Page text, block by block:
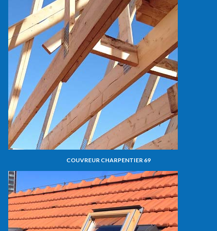
COUVREUR CHARPENTIER 69